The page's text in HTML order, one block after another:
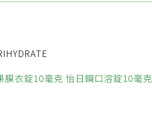
膜衣錠10毫克 怡日鋼口溶錠10毫克